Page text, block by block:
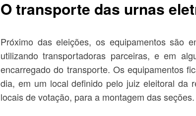
O transporte das urnas
Próximo das eleições, os equipamentos são
utilizando transportadoras parceiras, e em
encarregado do transporte. Os equipamentos
dia, em um local definido pelo juiz eleitoral da
locais de votação, para a montagem das seções.